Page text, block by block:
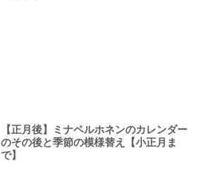
【正月後】ミナペルホネンのカレンダー
のその後と季節の模様替え【小正月ま
で】